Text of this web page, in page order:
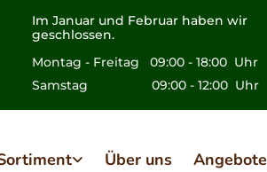
Im Januar und Februar haben wir
geschlossen.
Montag - Freitag 09:00 - 18:00 Uhr
Samstag 09:00 - 12:00 Uhr
Über uns Angebote